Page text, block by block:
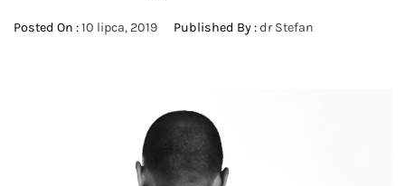
Posted On :10 lipca, 2019 Published By :dr Stefan